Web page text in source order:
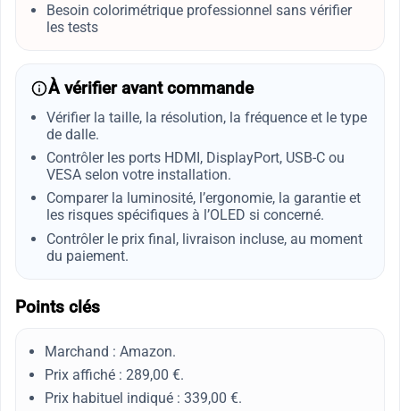
Besoin colorimétrique professionnel sans vérifier
les tests
À vérifier avant commande
Vérifier la taille, la résolution, la fréquence et le type
de dalle.
Contrôler les ports HDMI, DisplayPort, USB-C ou
VESA selon votre installation.
Comparer la luminosité, l’ergonomie, la garantie et
les risques spécifiques à l’OLED si concerné.
Contrôler le prix final, livraison incluse, au moment
du paiement.
Points clés
Marchand : Amazon.
Prix affiché : 289,00 €.
Prix habituel indiqué : 339,00 €.